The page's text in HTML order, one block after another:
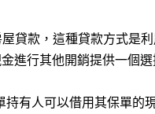
貸款，這種貸款方式是
進行其他開銷提供一個選
有人可以借用其保單的